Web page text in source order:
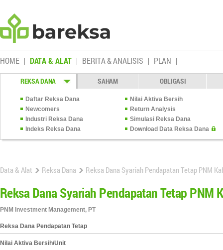
HOME DATA & ALAT BERITA & ANALISIS PLAN
REKSA DANA SAHAM OBLIGASI
Daftar Reksa Dana
Nilai Aktiva Bersih
Newcomers
Return Analysis
Industri Reksa Dana
Simulasi Reksa Dana
Indeks Reksa Dana
Download Data Reksa Dana
Data & Alat Reksa Dana Reksa Dana Syariah Pendapatan Tetap PNM
Reksa Dana Syariah Pendapatan Tetap PNM
PNM Investment Management, PT
Reksa Dana Pendapatan Tetap
Nilai Aktiva Bersih/Unit